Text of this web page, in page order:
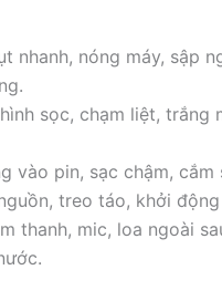
nhanh, nóng máy, sập
sọc, chạm liệt, trắng
vào pin, sạc chậm, cắm
treo táo, khởi
thanh, mic, loa ngoài